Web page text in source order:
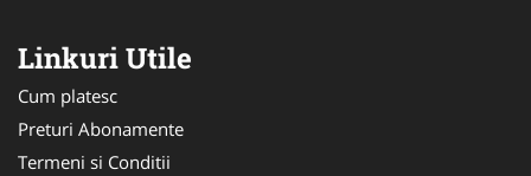
Linkuri Utile
Cum platesc
Preturi Abonamente
Termeni si Conditii